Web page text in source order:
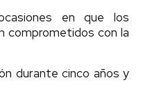
en que los
comprometidos con la
durante cinco años y